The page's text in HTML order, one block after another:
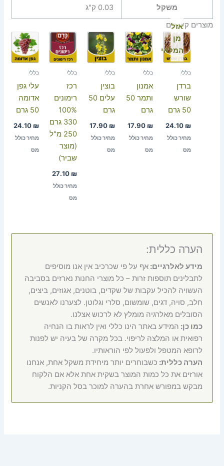
משקל
0.03 ק"ג
מוצרים קשורים
אזל
מן
המלאי
כללי
ברדן
שורש
50 גרם
24.10 ₪
מחיר כולל
מס
כללי
אמנון
ותמר 50
גרם
17.90 ₪
מחיר כולל
מס
כללי
בוצין
עלים 50
גרם
17.90 ₪
מחיר כולל
מס
כללי
רכז
רימונים
100%
330 גרם
250 מ"ל
(מוצר
שביר)
27.10 ₪
מחיר כולל
מס
כללי
עלי גפן
אדומה
50 גרם
24.10 ₪
מחיר כולל
מס
הערה כללית:
מידע לאלרגיים:אף על פי שכרכיב אין אנו מוסיפים
לתבלינים תוספות זרות – כל מוצרי החנות נארזים בסביבה
העשויה להכיל עקבות של שקדים, בוטנים, אגוזים, ביצים,
חלב, סויה, דגים, שומשום, סלרי וגלוטן. לצערנו לאנשים
הסובלים מאלרגיה מומלץ לא לרכוש אצלנו.
כמו כן: המידע באתר הינו כללי ואין לראות בו הנחיה
רפואית או המלצה לריפוי. בכל מקרה של בעיה יש לפנות
לרופא המטפל ולפעול לפי הוראותיו.
הערה כללית: כשבוחרים יותר מיחידת משקל אחת, אנחנו
אורזים את כל כמות המוצר בשקית אחת אלא אם הלקוח
מבקש במפורש אחרת בהערה למוכר בסל הקניות.